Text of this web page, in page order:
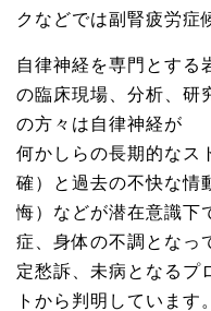
クなどでは副腎疲労症
自律神経を専門とする
の臨床現場、分析、研
の方々は自律神経が
何かしらの長期的なス
確）と過去の不快な情
悔）などが潜在意識下
症、身体の不調となっ
定愁訴、未病となるプ
トから判明しています。